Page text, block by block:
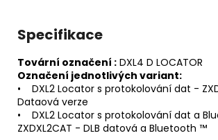
Specifikace
Tovární označení : DXL4 D LOCATOR
Označení jednotlivých variant:
• DXL2 Locator s protokolování dat -
Dataová verze
• DXL2 Locator s protokolování dat a
ZXDXL2CAT - DLB datová a Bluetooth ™